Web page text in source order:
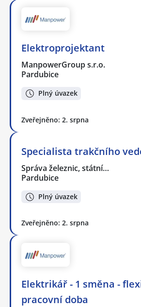
Elektroprojektant
ManpowerGroup s.r.o.
Pardubice
Plný úvazek
Zveřejněno: 2. srpna
Specialista trakčního
Správa železnic, státní…
Pardubice
Plný úvazek
Zveřejněno: 2. srpna
Elektrikář - 1 směna -
pracovní doba